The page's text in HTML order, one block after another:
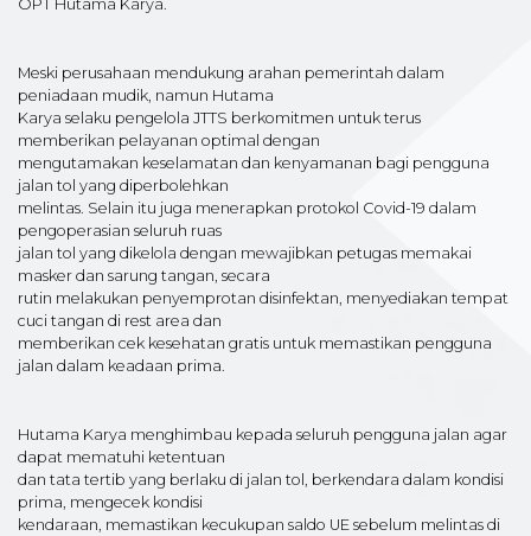
OPT Hutama Karya.
Meski perusahaan mendukung arahan pemerintah dalam
peniadaan mudik, namun Hutama
Karya selaku pengelola JTTS berkomitmen untuk terus
memberikan pelayanan optimal dengan
mengutamakan keselamatan dan kenyamanan bagi pengguna
jalan tol yang diperbolehkan
melintas. Selain itu juga menerapkan protokol Covid-19 dalam
pengoperasian seluruh ruas
jalan tol yang dikelola dengan mewajibkan petugas memakai
masker dan sarung tangan, secara
rutin melakukan penyemprotan disinfektan, menyediakan tempat
cuci tangan di rest area dan
memberikan cek kesehatan gratis untuk memastikan pengguna
jalan dalam keadaan prima.
Hutama Karya menghimbau kepada seluruh pengguna jalan agar
dapat mematuhi ketentuan
dan tata tertib yang berlaku di jalan tol, berkendara dalam kondisi
prima, mengecek kondisi
kendaraan, memastikan kecukupan saldo UE sebelum melintas di